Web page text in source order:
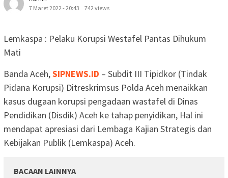
7 Maret 2022 - 20:43
742 views
Lemkaspa : Pelaku Korupsi Westafel Pantas Dihukum
Mati
Banda Aceh,SIPNEWS.ID – Subdit III Tipidkor (Tindak
Pidana Korupsi) Ditreskrimsus Polda Aceh menaikkan
kasus dugaan korupsi pengadaan wastafel di Dinas
Pendidikan (Disdik) Aceh ke tahap penyidikan, Hal ini
mendapat apresiasi dari Lembaga Kajian Strategis dan
Kebijakan Publik (Lemkaspa) Aceh.
BACAAN LAINNYA